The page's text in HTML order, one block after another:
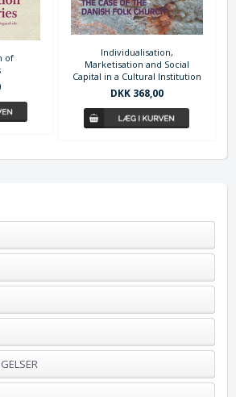
of
Individualisation,
Marketisation and Social
Capital in a Cultural Institution
DKK 368,00